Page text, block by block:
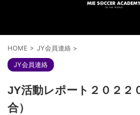
HOME > JY会員連絡 >
JY会員連絡
JY活動レポート２０２２
合）